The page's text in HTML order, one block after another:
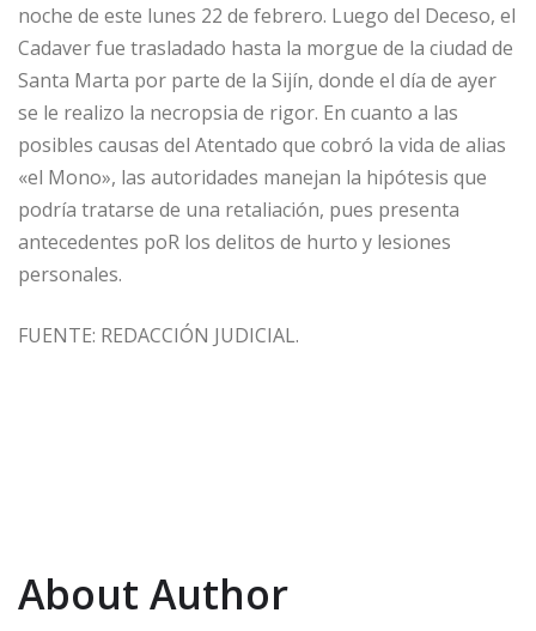
noche de este lunes 22 de febrero. Luego del Deceso, el
Cadaver fue trasladado hasta la morgue de la ciudad de
Santa Marta por parte de la Sijín, donde el día de ayer
se le realizo la necropsia de rigor. En cuanto a las
posibles causas del Atentado que cobró la vida de alias
«el Mono», las autoridades manejan la hipótesis que
podría tratarse de una retaliación, pues presenta
antecedentes poR los delitos de hurto y lesiones
personales.
FUENTE: REDACCIÓN JUDICIAL.
About Author